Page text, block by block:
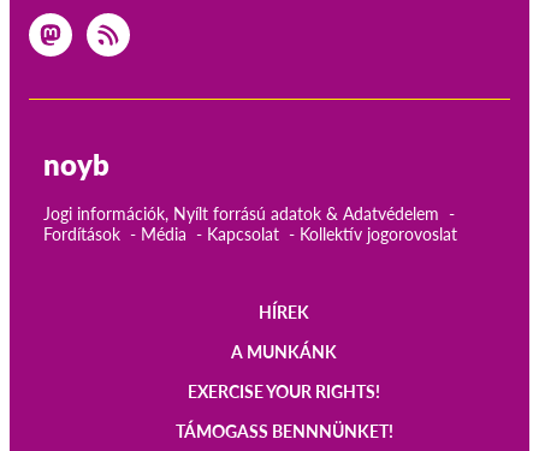
noyb
Jogi információk, Nyílt forrású adatok & Adatvédelem
Fordítások
Média Kapcsolat Kollektív jogorovoslat
HÍREK
A MUNKÁNK
EXERCISE YOUR RIGHTS!
TÁMOGASS BENNNÜNKET!